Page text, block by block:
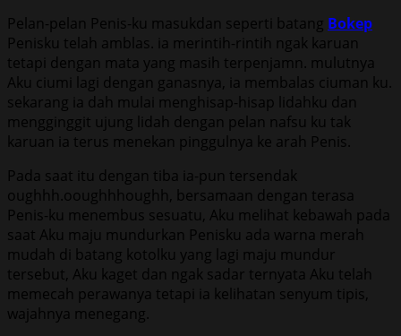
Pelan-pelan Penis-ku masukdan seperti batang Bokep
Penisku telah amblas. ia merintih-rintih ngak karuan
tetapi dengan mata yang masih terpenjamn. mulutnya
Aku ciumi lagi dengan ganasnya, ia membalas ciuman ku.
sekarang ia dah mulai menghisap-hisap lidahku dan
mengginggit ujung lidah dengan pelan nafsu ku tak
karuan ia terus menekan pinggulnya ke arah Penis.
Pada saat itu dengan tiba ia-pun tersendak
oughhh.ooughhhoughh, bersamaan dengan terasa
Penis-ku menembus sesuatu, Aku melihat kebawah pada
saat Aku maju mundurkan Penisku ada warna merah
mudah di batang kotolku yang lagi maju mundur
tersebut, Aku kaget dan ngak sadar ternyata Aku telah
memecah perawanya tetapi ia kelihatan senyum tipis,
wajahnya menegang.